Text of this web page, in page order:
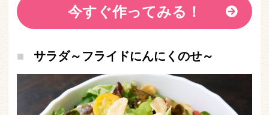
今すぐ作ってみる！
サラダ～フライドにんにくのせ～